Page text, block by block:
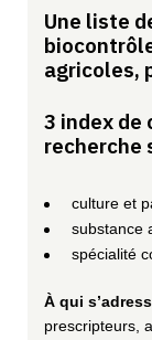
Une liste
agricoles,
3 index de
recherche
culture et
substance
spécialité
À qui
prescripteurs,